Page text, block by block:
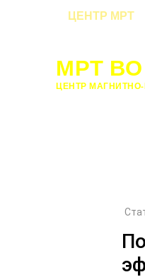
ЦЕНТР МРТ
МРТ
ЦЕНТР